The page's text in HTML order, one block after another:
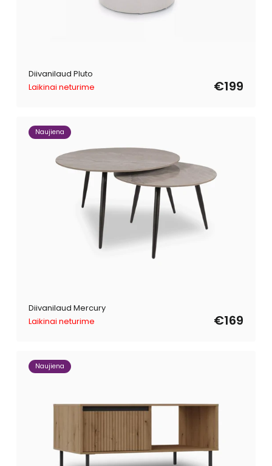
Diivanilaud Pluto
Laikinai neturime
€199
Naujiena
Diivanilaud Mercury
Laikinai neturime
€169
Naujiena